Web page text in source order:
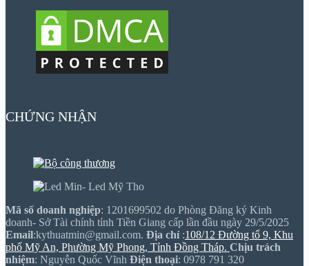
CHỨNG NHẬN
Mã số doanh nghiệp: 1201699502 do Phòng Đăng ký Kinh
doanh- Sở Tài chính tỉnh Tiền Giang cấp lần đầu ngày 29/5/2025
Email:kythuatmin@gmail.com. Địa chỉ :108/12 Đường tổ 9, Khu
phố Mỹ An, Phường Mỹ Phong, Tỉnh Đồng Tháp. Chịu trách
nhiệm: Nguyễn Quốc Vĩnh Điện thoại: 0978 791 320